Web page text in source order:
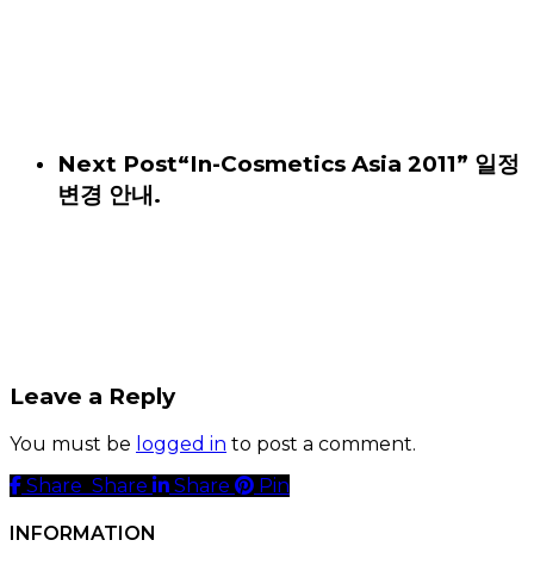
Next Post“In-Cosmetics Asia 2011” 일정
변경 안내.
Leave a Reply
You must be logged in to post a comment.
Share
Share Share Share Pin
INFORMATION